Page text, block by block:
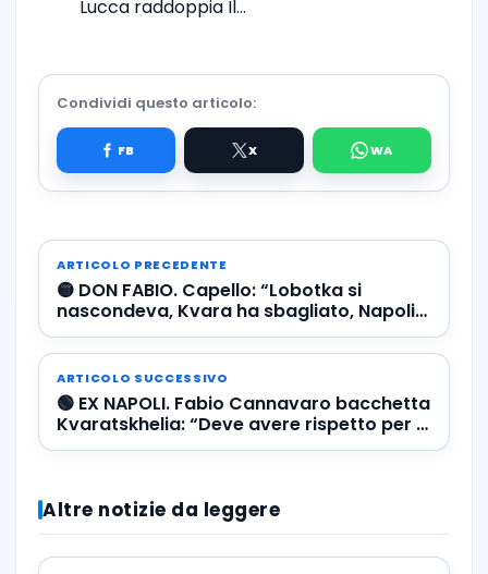
Lucca raddoppia Il…
Condividi questo articolo:
ARTICOLO PRECEDENTE
🟡 DON FABIO. Capello: “Lobotka si
nascondeva, Kvara ha sbagliato, Napoli
tenuto a galla da Meret”
ARTICOLO SUCCESSIVO
🟢 EX NAPOLI. Fabio Cannavaro bacchetta
Kvaratskhelia: “Deve avere rispetto per i
suoi compagni”
Altre notizie da leggere